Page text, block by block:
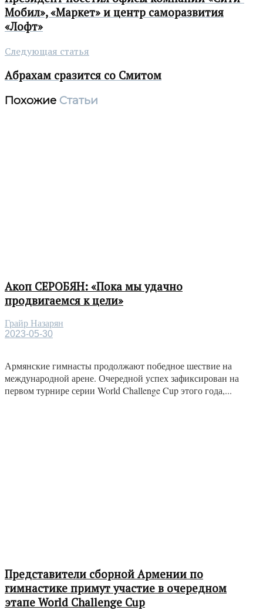
Мобил», «Маркет» и центр саморазвития
«Лофт»
Следующая статья
Абрахам сразится со Смитом
Похожие Статьи
Акоп СЕРОБЯН: «Пока мы удачно
продвигаемся к цели»
Грайр Назарян
2023-05-30
Армянские гимнасты продолжают победное шествие на
международной арене. Очередной успех зафиксирован на
первом турнире серии World Challenge Cup этого года,...
Представители сборной Армении по
гимнастике примут участие в очередном
этапе World Challenge Cup